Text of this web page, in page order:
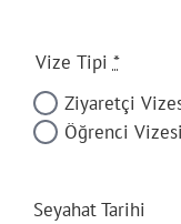
Vize Tipi *
Ziyaretçi
Öğrenci Vizesi
Seyahat Tarihi